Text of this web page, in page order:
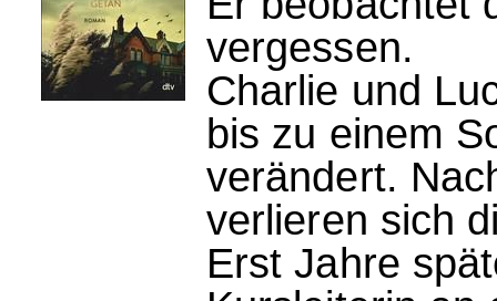
vergessen.
Charlie und
bis zu einem
verändert.
verlieren sich
Erst Jahre